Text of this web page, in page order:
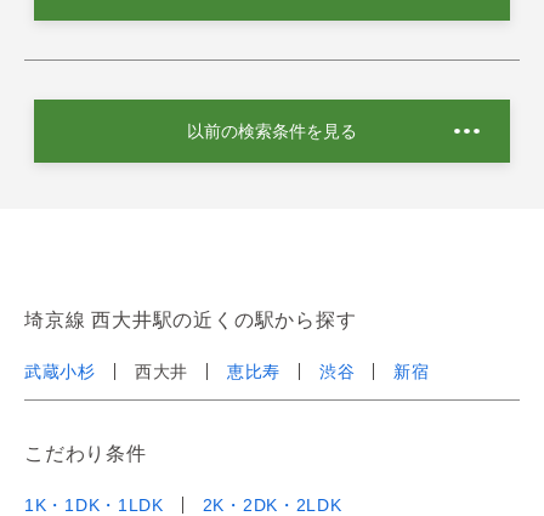
以前の検索条件を見る
埼京線 西大井駅の近くの駅から探す
武蔵小杉 西大井 恵比寿 渋谷 新宿
こだわり条件
1K・1DK・1LDK 2K・2DK・2LDK